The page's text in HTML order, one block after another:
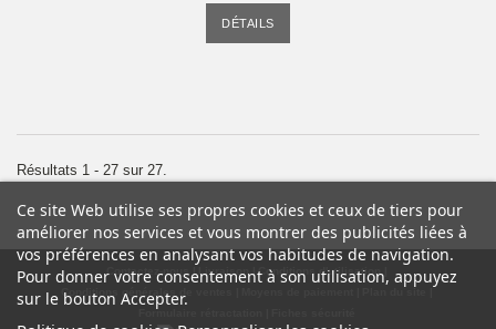
DÉTAILS
Résultats 1 - 27 sur 27.
Contactez-nous Livraison
Conditions d'utilisation
Conditions générales de ventes
Formulaire rétractation
Ce site Web utilise ses propres cookies et ceux de tiers pour
améliorer nos services et vous montrer des publicités liées à
vos préférences en analysant vos habitudes de navigation.
Pour donner votre consentement à son utilisation, appuyez
sur le bouton Accepter.